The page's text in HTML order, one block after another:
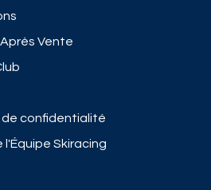
Vente
de confidentialité
l'Équipe Skiracing